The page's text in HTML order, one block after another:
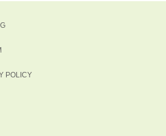
POLICY